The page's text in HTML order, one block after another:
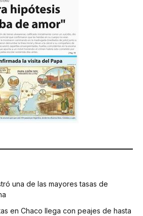
una de las mayores tasas de
en Chaco llega con peajes de hasta